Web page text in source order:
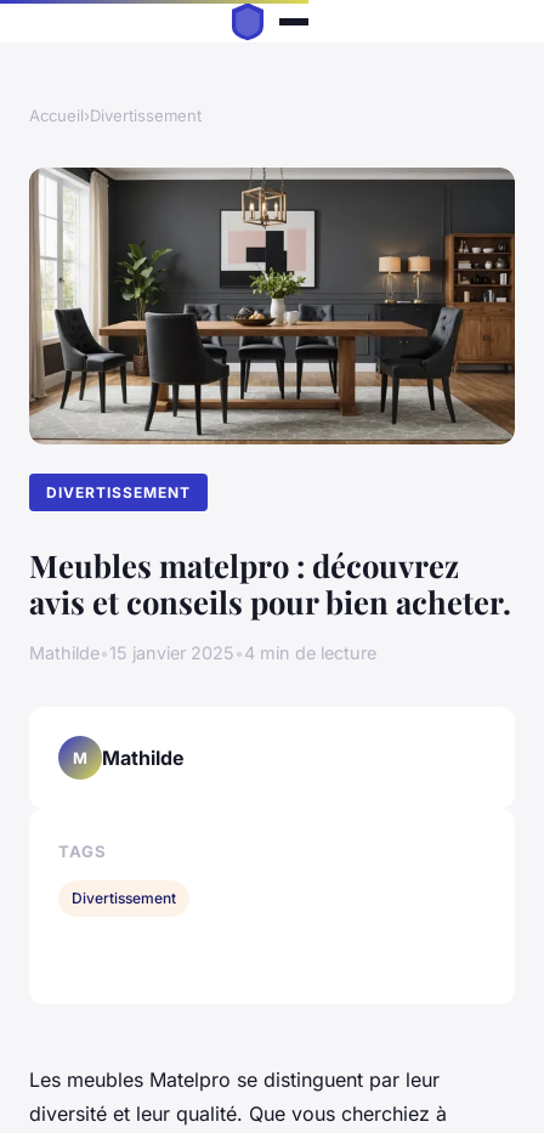
Accueil›Divertissement
DIVERTISSEMENT
Meubles matelpro : découvrez
avis et conseils pour bien acheter.
Mathilde•15 janvier 2025•4 min de lecture
Les meubles Matelpro se distinguent par leur
diversité et leur qualité. Que vous cherchiez à
M Mathilde
TAGS
Divertissement